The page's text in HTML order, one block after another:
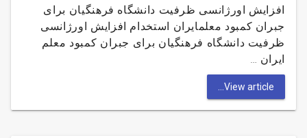
افزایش اورژانسی ظرفیت دانشگاه فرهنگیان برای
جبران کمبود معلمایران استخدام افزایش اورژانسی
ظرفیت دانشگاه فرهنگیان برای جبران کمبود معلم
ایران …
View article...